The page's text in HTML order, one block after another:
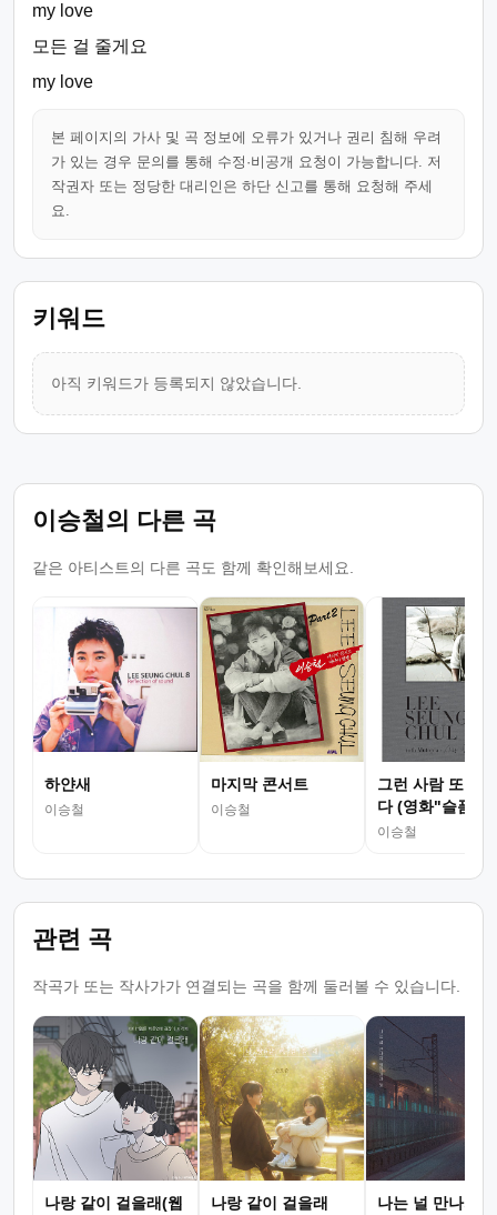
my love
모든 걸 줄게요
my love
본 페이지의 가사 및 곡 정보에 오류가 있거나 권리 침해 우려
가 있는 경우 문의를 통해 수정·비공개 요청이 가능합니다. 저
작권자 또는 정당한 대리인은 하단 신고를 통해 요청해 주세
요.
키워드
아직 키워드가 등록되지 않았습니다.
이승철의 다른 곡
같은 아티스트의 다른 곡도 함께 확인해보세요.
하얀새
이승철
마지막 콘서트
이승철
그런 사람 또 없
다 (영화"슬픔보
더..")
이승철
관련 곡
작곡가 또는 작사가가 연결되는 곡을 함께 둘러볼 수 있습니다.
나랑 같이 걸을래(웹
나랑 같이 걸을래
나는 널 만나지